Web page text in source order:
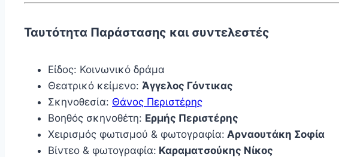
Ταυτότητα Παράστασης και συντελεστές
Είδος: Κοινωνικό δράμα
Θεατρικό κείμενο: Άγγελος Γόντικας
Σκηνοθεσία: Θάνος Περιστέρης
Βοηθός σκηνοθέτη: Ερμής Περιστέρης
Χειρισμός φωτισμού & φωτογραφία: Αρναουτάκη Σοφία
Βίντεο & φωτογραφία: Καραματσούκης Νίκος